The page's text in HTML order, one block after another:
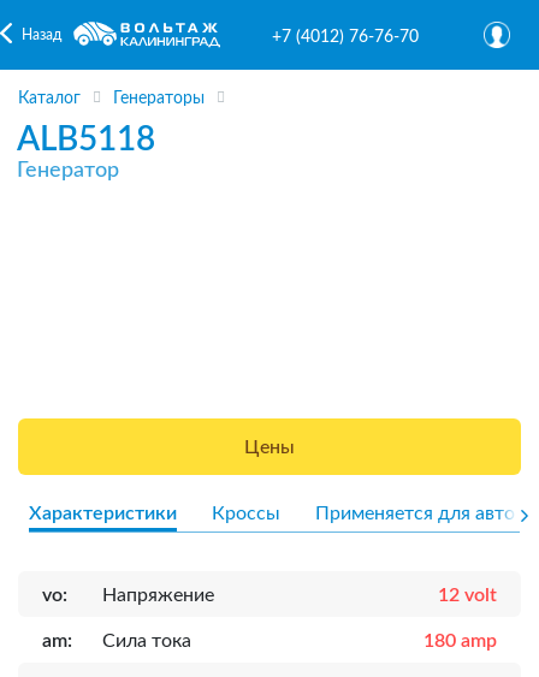
Назад +7 (4012) 76-76-70
Каталог Генераторы
ALB5118
Генератор
Цены
Характеристики Кроссы Применяется для авто
vo: Напряжение 12 volt
am: Сила тока 180 amp